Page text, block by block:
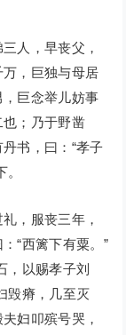
人，早丧父，
，巨独与母居
巨念举儿妨事
；乃于野凿
书，曰：“孝子
，服丧三年，
“西篱下有粟。”
，以赐孝子刘
毁瘠，几至灭
妇叩殡号哭，